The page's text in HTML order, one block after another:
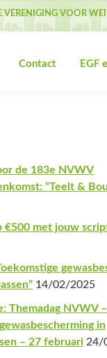
VOOR
Contact EGF
de 183e NVWV
“Teelt &
€500 met jouw
14/02/2025
Themadag NVWV –
in
– 27 februari 24/